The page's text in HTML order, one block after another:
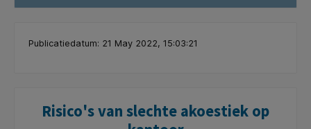
Publicatiedatum: 21 May 2022, 15:03:21
Risico's van slechte akoestiek op